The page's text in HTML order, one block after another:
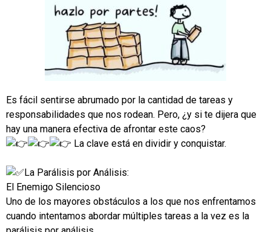
Es fácil sentirse abrumado por la cantidad de tareas y
responsabilidades que nos rodean. Pero, ¿y si te dijera que
hay una manera efectiva de afrontar este caos?
La clave está en dividir y conquistar.
La Parálisis por Análisis:
El Enemigo Silencioso
Uno de los mayores obstáculos a los que nos enfrentamos
cuando intentamos abordar múltiples tareas a la vez es la